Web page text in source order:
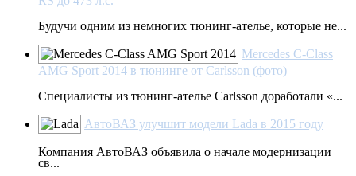
Будучи одним из немногих тюнинг-ателье, которые не...
Mercedes C-Class
AMG Sport 2014 в тюнинге от Carlsson (фото)
Специалисты из тюнинг-ателье Carlsson доработали «...
АвтоВАЗ улучшит модели Lada в 2015 году
Компания АвтоВАЗ объявила о начале модернизации
св...